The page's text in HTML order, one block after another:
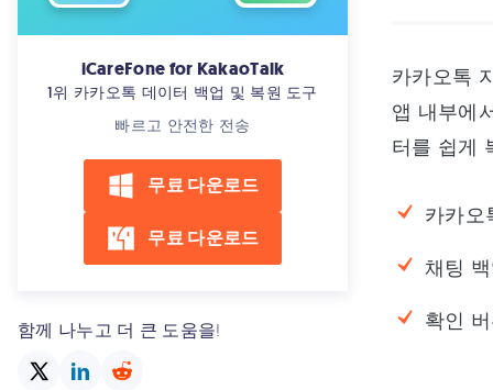
iCareFone for KakaoTalk
1위 카카오톡 데이터 백업 및 복원 도구
빠르고 안전한 전송
무료 다운로드
무료 다운로드
함께 나누고 더 큰 도움을!
카카오톡
앱 내부에
터를 쉽게
카카오
채팅
확인